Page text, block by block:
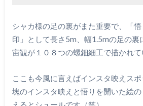
シャカ様の足の裏がまた重要で、「
印」として長さ5m、幅1.5mの足の裏
宙観が１０８つの螺鈿細工で描かれて
ここも今風に言えばインスタ映えス
塊のインスタ映えと悟りを開いた絵